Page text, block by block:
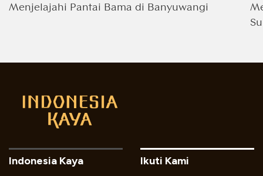
Menjelajahi Pantai Bama di Banyuwangi
Indonesia Kaya Ikuti Kami